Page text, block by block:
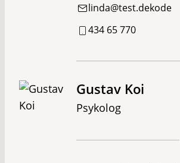
linda@test.dekode
434 65 770
Gustav Koi
Psykolog